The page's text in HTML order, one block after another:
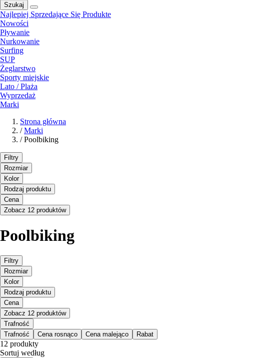
Szukaj
Najlepiej Sprzedające Się Produkte
Nowości
Pływanie
Nurkowanie
Surfing
SUP
Żeglarstwo
Sporty miejskie
Lato / Plaża
Wyprzedaż
Marki
Strona główna
/ Marki
/ Poolbiking
Filtry
Rozmiar
Kolor
Rodzaj produktu
Cena
Zobacz 12 produktów
Poolbiking
Filtry
Rozmiar
Kolor
Rodzaj produktu
Cena
Zobacz 12 produktów
Trafność
Trafność
Cena rosnąco Cena malejąco Rabat
12 produkty
Sortuj według